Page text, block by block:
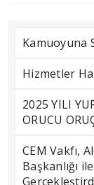
Kamuoyuna
Hizmetler
2025 YILI
ORUCU
CEM Vakfı,
Başkanlığı